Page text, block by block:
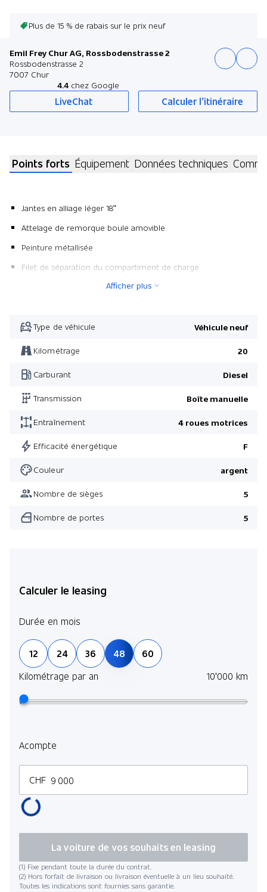
Plus de 15 % de rabais sur le prix neuf
Emil Frey Chur AG, Rossbodenstrasse 2
Rossbodenstrasse 2
7007 Chur
4.4 chez Google
LiveChat Calculer l’itinéraire
Points forts Équipement Données techniques
Jantes en alliage léger 18"
Attelage de remorque boule amovible
Peinture métallisée
Filet de séparation du compartiment de charge
Chauffage auxiliaire programmable
Sans banquette dans 3ème rangée
Pack Siège 17
Afficher plus
Type de véhicule Véhicule neuf
Kilométrage 20
Carburant Diesel
Transmission Boîte manuelle
Entraînement 4 roues motrices
Efficacité énergétique F
Couleur argent
Nombre de sièges 5
Nombre de portes 5
Calculer le leasing
Durée en mois
12 24 36 48
60
Kilométrage par an
10'000 km
Acompte
CHF
(1) Fixe pendant toute la durée du contrat.
(2) Hors forfait de livraison ou livraison éventuelle à un lieu souhaité.
Toutes les indications sont fournies sans garantie.
La voiture de vos souhaits en leasing